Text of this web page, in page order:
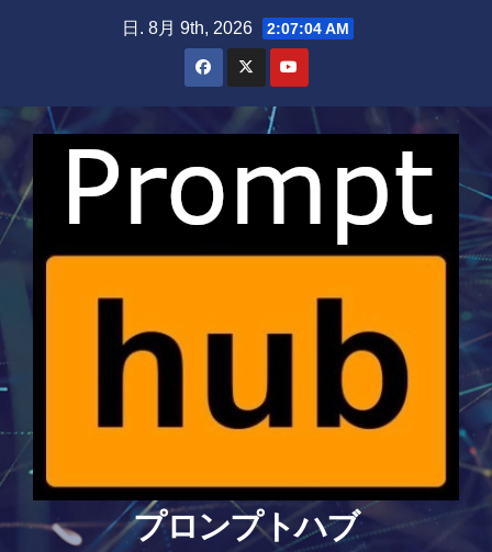
日. 8月 9th, 2026 2:07:05 AM
プロンプトハブ